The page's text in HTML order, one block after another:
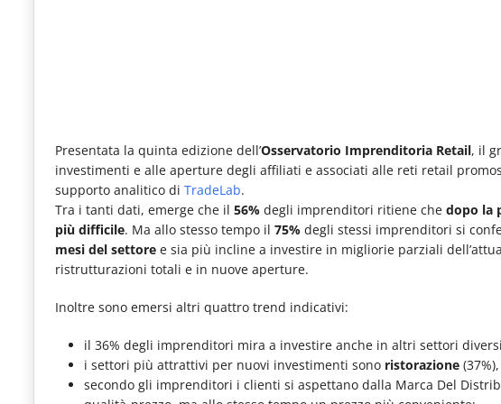
Presentata la quinta edizione dell’Osservatorio Imprenditoria Retail, il
investimenti e alle aperture degli affiliati e associati alle reti retail
supporto analitico di TradeLab.
Tra i tanti dati, emerge che il 56% degli imprenditori ritiene che dopo la
più difficile. Ma allo stesso tempo il 75% degli stessi imprenditori si
mesi del settore e sia più incline a investire in migliorie parziali
ristrutturazioni totali e in nuove aperture.
Inoltre sono emersi altri quattro trend indicativi:
il 36% degli imprenditori mira a investire anche in altri settori
i settori più attrattivi per nuovi investimenti sono ristorazione (37%),
secondo gli imprenditori i clienti si aspettano dalla Marca Del